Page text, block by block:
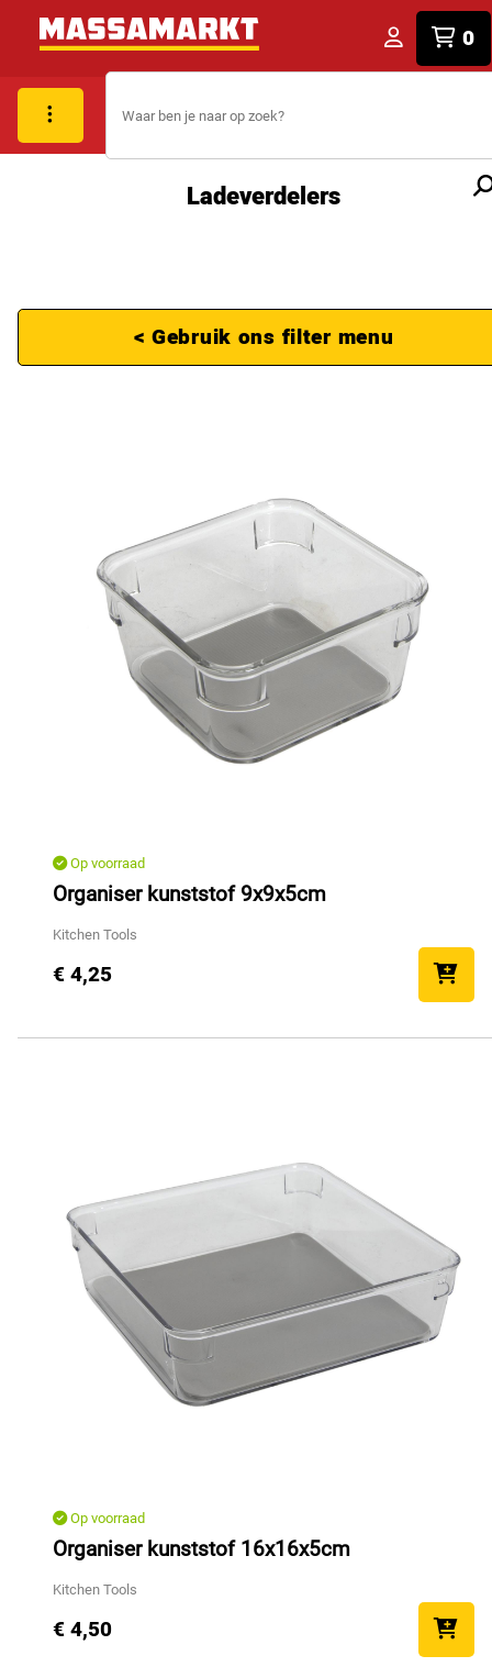
0
Ladeverdelers
< Gebruik ons filter menu
Op voorraad
Organiser kunststof 9x9x5cm
Kitchen Tools
€ 4,25
Op voorraad
Organiser kunststof 16x16x5cm
Kitchen Tools
€ 4,50